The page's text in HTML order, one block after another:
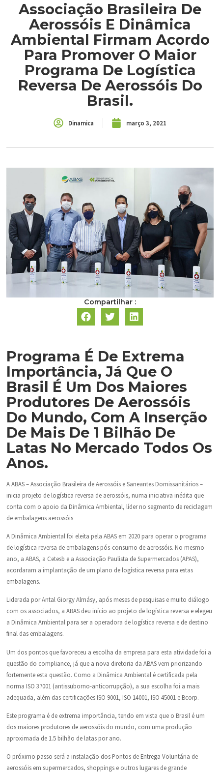
Associação Brasileira De
Aerossóis E Dinâmica
Ambiental Firmam Acordo
Para Promover O Maior
Programa De Logística
Reversa De Aerossóis Do
Brasil.
Dinamica março 3, 2021
Compartilhar :
Programa É De Extrema
Importância, Já Que O
Brasil É Um Dos Maiores
Produtores De Aerossóis
Do Mundo, Com A Inserção
De Mais De 1 Bilhão De
Latas No Mercado Todos Os
Anos.
A ABAS – Associação Brasileira de Aerossóis e Saneantes Domissanitários –
inicia projeto de logística reversa de aerossóis, numa iniciativa inédita que
conta com o apoio da Dinâmica Ambiental, líder no segmento de reciclagem
de embalagens aerossóis
A Dinâmica Ambiental foi eleita pela ABAS em 2020 para operar o programa
de logística reversa de embalagens pós-consumo de aerossóis. No mesmo
ano, a ABAS, a Cetesb e a Associação Paulista de Supermercados (APAS),
acordaram a implantação de um plano de logística reversa para estas
embalagens.
Liderada por Antal Giorgy Almásy, após meses de pesquisas e muito diálogo
com os associados, a ABAS deu início ao projeto de logística reversa e elegeu
a Dinâmica Ambiental para ser a operadora de logística reversa e de destino
final das embalagens.
Um dos pontos que favoreceu a escolha da empresa para esta atividade foi a
questão do compliance, já que a nova diretoria da ABAS vem priorizando
fortemente esta questão. Como a Dinâmica Ambiental é certificada pela
norma ISO 37001 (antissuborno-anticorrupção), a sua escolha foi a mais
adequada, além das certificações ISO 9001, ISO 14001, ISO 45001 e Bcorp.
Este programa é de extrema importância, tendo em vista que o Brasil é um
dos maiores produtores de aerossóis do mundo, com uma produção
aproximada de 1.5 bilhão de latas por ano.
O próximo passo será a instalação dos Pontos de Entrega Voluntária de
aerossóis em supermercados, shoppings e outros lugares de grande